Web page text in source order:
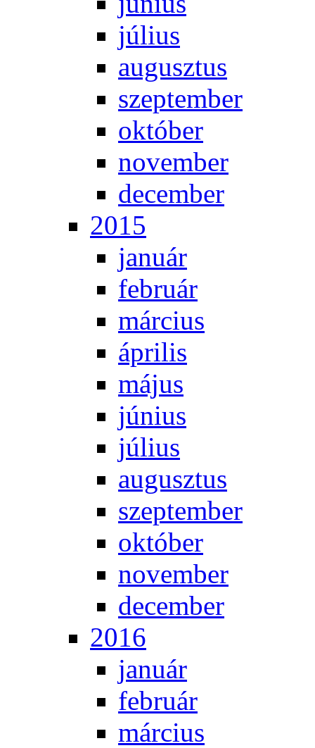
jú­li­us
au­gusz­tus
szep­tem­ber
ok­tó­ber
no­vem­ber
de­cem­ber
2015
ja­nu­ár
feb­ru­ár
már­ci­us
áp­ri­lis
má­jus
jú­ni­us
jú­li­us
au­gusz­tus
szep­tem­ber
ok­tó­ber
no­vem­ber
de­cem­ber
2016
ja­nu­ár
feb­ru­ár
már­ci­us